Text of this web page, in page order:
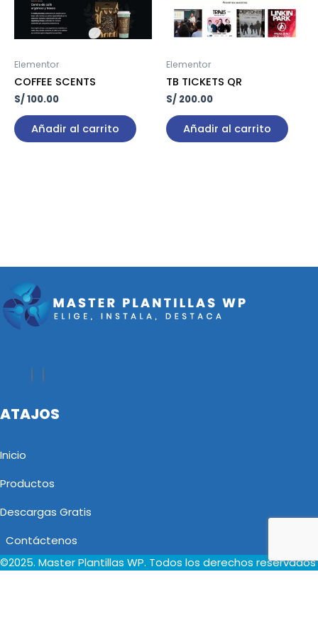
Elementor
COFFEE SCENTS
S/100.00
Añadir al carrito
Elementor
TB TICKETS QR
S/ 200.00
Añadir al carrito
ATAJOS
Inicio
Productos
Descargas Gratis
Contáctenos
©2025. Master Plantillas WP. Todos los derechos reservados